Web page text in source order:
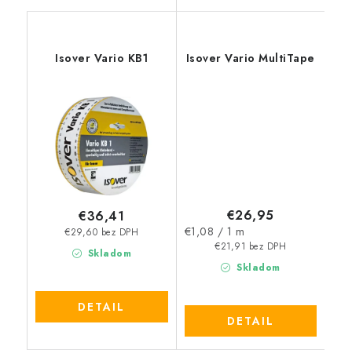
Isover Vario KB1
Skladom
€29,60 bez DPH
€36,41
DETAIL
Isover Vario MultiTape
Skladom
€21,91 bez DPH
€26,95
Jednotková
€1,08 / 1 m
DETAIL